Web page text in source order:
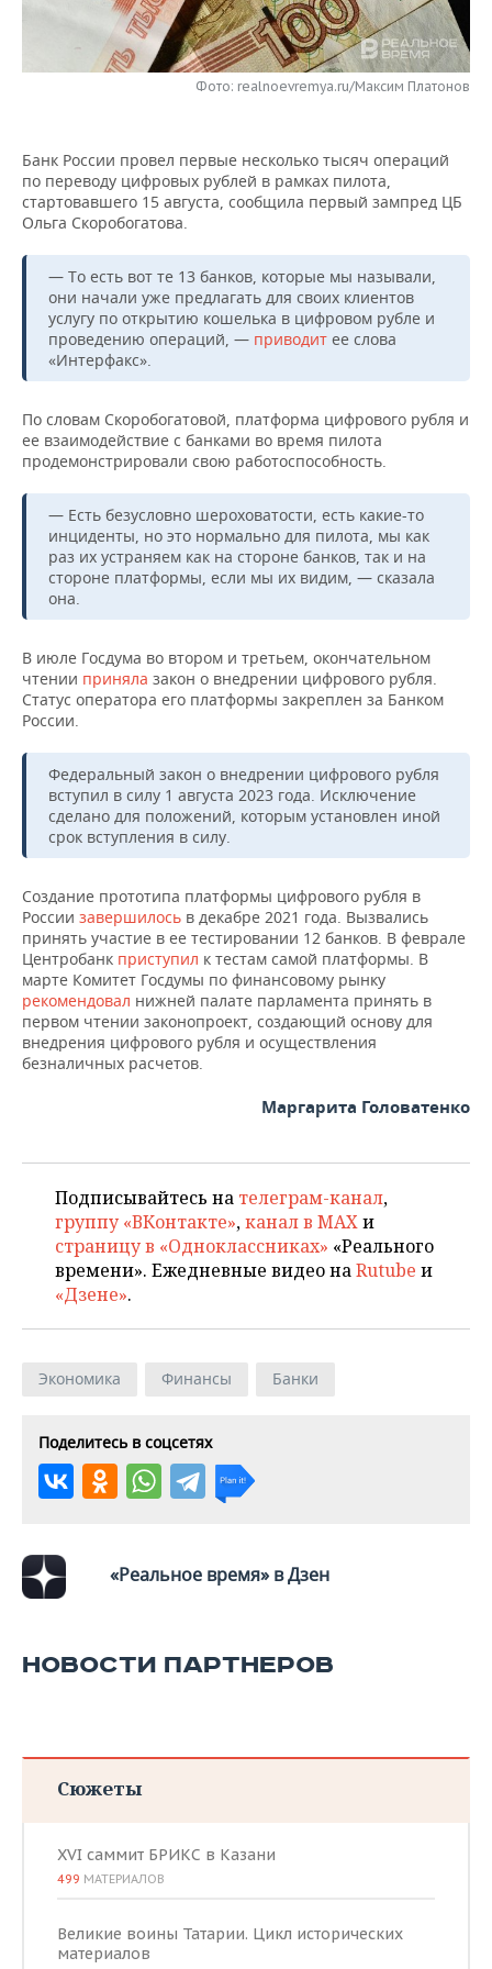
НЕФТЕХИМИЯ
ЭНЕРГЕТИКА
РОЗНИЧНАЯ ТОРГОВЛЯ
НОВОСТИ ТЕХНОЛОГИЙ
ТЕЛЕКОММУНИКАЦИИ
МЕРОПРИЯТИЯ
НОВОСТИ МЕРОПРИЯТИЙ
БИЗНЕС-БРАНЧИ
ОТКРЫТАЯ ЛЕКЦИЯ
ФУТБОЛ
БАСКЕТБОЛ
ВОЛЕЙБОЛ
ФИГУРНОЕ КАТАНИЕ
ВОДНЫЕ ВИДЫ СПОРТА
ХОККЕЙ С МЯЧОМ
НОВОСТИ ОБЩЕСТВА
ИНФРАСТРУКТУРА
ИСТОРИЯ
МЕДИЦИНА
ОБРАЗОВАНИЕ
ПРОИСШЕСТВИЯ
ФОТОГАЛЕРЕЯ
СПРАВОЧНИК
СПИСОК ПЕРСОН
ПОЛНАЯ ВЕРСИЯ
Фото: realnoevremya.ru/Максим Платонов
Банк России провел первые несколько тысяч операций
по переводу цифровых рублей в рамках пилота,
стартовавшего 15 августа, сообщила первый зампред ЦБ
Ольга Скоробогатова.
— То есть вот те 13 банков, которые мы называли,
они начали уже предлагать для своих клиентов
услугу по открытию кошелька в цифровом рубле и
проведению операций, — приводит ее слова
«Интерфакс».
По словам Скоробогатовой, платформа цифрового рубля и
ее взаимодействие с банками во время пилота
продемонстрировали свою работоспособность.
— Есть безусловно шероховатости, есть какие-то
инциденты, но это нормально для пилота, мы как
раз их устраняем как на стороне банков, так и на
стороне платформы, если мы их видим, — сказала
она.
В июле Госдума во втором и третьем, окончательном
чтении приняла закон о внедрении цифрового рубля.
Статус оператора его платформы закреплен за Банком
России.
Федеральный закон о внедрении цифрового рубля
вступил в силу 1 августа 2023 года. Исключение
сделано для положений, которым установлен иной
срок вступления в силу.
Создание прототипа платформы цифрового рубля в
России завершилось в декабре 2021 года. Вызвались
принять участие в ее тестировании 12 банков. В феврале
Центробанк приступил к тестам самой платформы. В
марте Комитет Госдумы по финансовому рынку
рекомендовал нижней палате парламента принять в
первом чтении законопроект, создающий основу для
внедрения цифрового рубля и осуществления
безналичных расчетов.
Маргарита Головатенко
Подписывайтесь на телеграм-канал,
группу «ВКонтакте»,канал в MAXи
страницу в «Одноклассниках» «Реального
времени». Ежедневные видео наRutube и
«Дзене».
Экономика Финансы Банки
Поделитесь в соцсетях
«Реальное время» в Дзен
НОВОСТИ ПАРТНЕРОВ
Сюжеты
XVI саммит БРИКС в Казани
499 МАТЕРИАЛОВ
Великие воины Татарии. Цикл исторических
материалов